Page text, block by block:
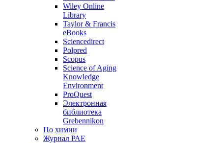
Wiley Online
Library
Taylor & Francis
eBooks
Sciencedirect
Polpred
Scopus
Science of Aging
Knowledge
Environment
ProQuest
Электронная
библиотека
Grebennikon
По химии
Журнал РАЕ